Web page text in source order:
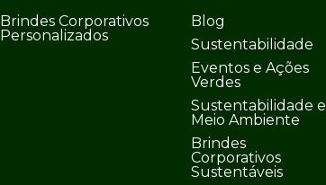
Brindes Corporativos
Personalizados
Blog
Sustentabilidade
Eventos e Ações
Verdes
Sustentabilidade e
Meio Ambiente
Brindes
Corporativos
Sustentáveis